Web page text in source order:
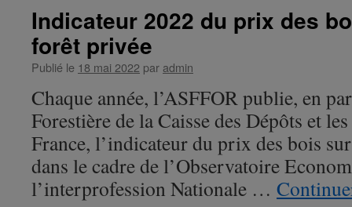
du
prix
en
forêt
vient
de
!
Indicateur 2022 du prix des
forêt privée
Publié le 18 mai 2022 par admin
Chaque année, l’ASFFOR publie, en
Forestière de la Caisse des Dépôts et
France, l’indicateur du prix des bois
dans le cadre de l’Observatoire
l’interprofession Nationale …